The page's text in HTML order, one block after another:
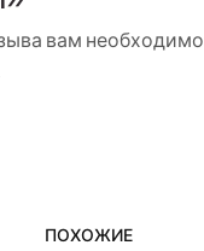
вам необходимо
ПОХОЖИЕ